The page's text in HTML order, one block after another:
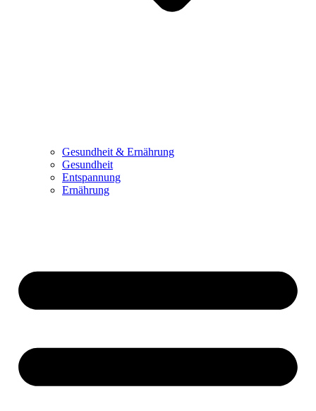
Gesundheit & Ernährung
Gesundheit
Entspannung
Ernährung